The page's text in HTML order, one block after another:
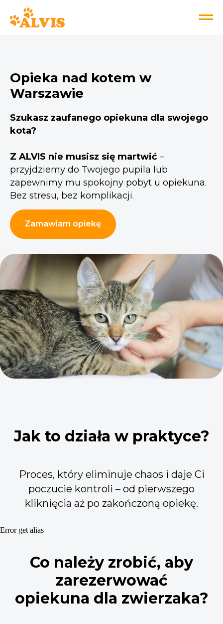
Opieka nad kotem w
Warszawie
Szukasz zaufanego opiekuna dla swojego
kota?
Z ALVIS nie musisz się martwić –
przyjdziemy do Twojego pupila lub
zapewnimy mu spokojny pobyt u opiekuna.
Bez stresu, bez komplikacji.
Zamawiam opiekę
Jak to działa w praktyce?
Proces, który eliminuje chaos i daje Ci
poczucie kontroli – od pierwszego
kliknięcia aż po zakończoną opiekę.
Error get alias
Co należy zrobić, aby
zarezerwować
opiekuna dla zwierzaka?